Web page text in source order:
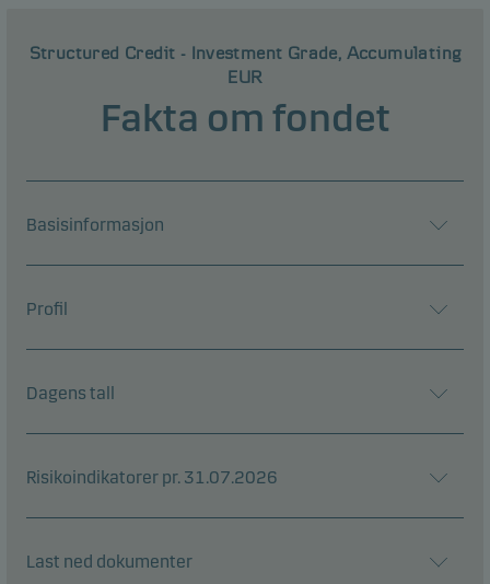
Structured Credit - Investment Grade, Accumulating
EUR
Fakta om fondet
Basisinformasjon
Profil
Dagens tall
Risikoindikatorer pr. 31.07.2026
Last ned dokumenter